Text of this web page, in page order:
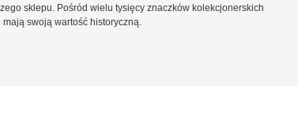
sklepu. Pośród wielu tysięcy znaczków kolekcjonerskich
swoją wartość historyczną.